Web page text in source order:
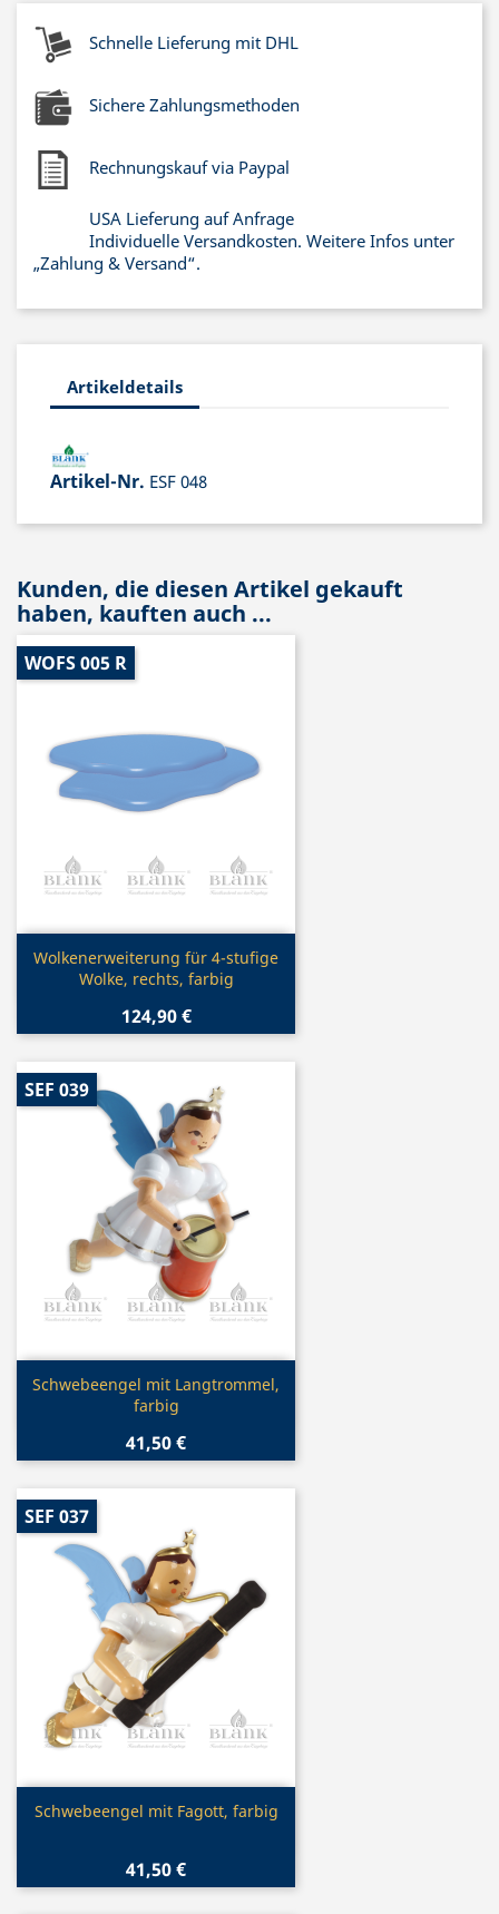
Schnelle Lieferung mit DHL
Sichere Zahlungsmethoden
Rechnungskauf via Paypal
USA Lieferung auf Anfrage
Individuelle Versandkosten. Weitere Infos unter
„Zahlung & Versand“.
Artikeldetails
Artikel-Nr. ESF 048
Kunden, die diesen Artikel gekauft
haben, kauften auch ...
Vorschau
Wolkenerweiterung für 4-stufige
Wolke, rechts, farbig
124,90 €
WOFS 005 R
Vorschau
Schwebeengel mit Langtrommel,
farbig
41,50 €
SEF 039
Vorschau
Schwebeengel mit Fagott, farbig
41,50 €
SEF 037